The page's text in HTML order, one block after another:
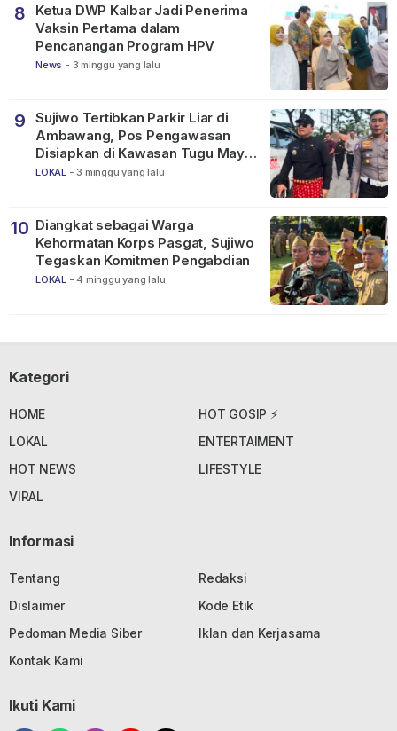
8
Ketua DWP Kalbar Jadi Penerima
Vaksin Pertama dalam
Pencanangan Program HPV
News - 3 minggu yang lalu
9
Sujiwo Tertibkan Parkir Liar di
Ambawang, Pos Pengawasan
Disiapkan di Kawasan Tugu Mayor
Alianyang
LOKAL - 3 minggu yang lalu
10 Diangkat sebagai Warga
Kehormatan Korps Pasgat, Sujiwo
Tegaskan Komitmen Pengabdian
LOKAL - 4 minggu yang lalu
Kategori
HOME
HOT GOSIP ⚡
LOKAL
ENTERTAIMENT
HOT NEWS
LIFESTYLE
VIRAL
Informasi
Tentang
Redaksi
Dislaimer
Kode Etik
Pedoman Media Siber
Iklan dan Kerjasama
Kontak Kami
Ikuti Kami